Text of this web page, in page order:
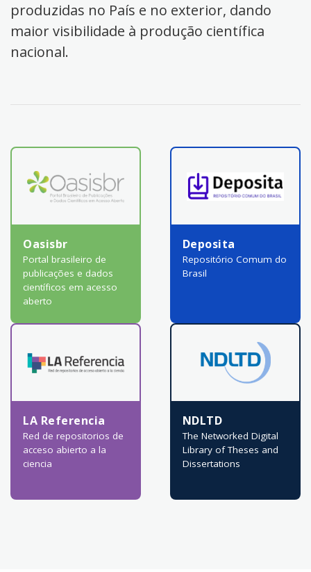
produzidas no País e no exterior, dando
maior visibilidade à produção científica
nacional.
Oasisbr
Portal brasileiro de
publicações e dados
científicos em acesso
aberto
Deposita
Repositório Comum do
Brasil
LA Referencia
Red de repositorios de
acceso abierto a la
ciencia
NDLTD
The Networked Digital
Library of Theses and
Dissertations